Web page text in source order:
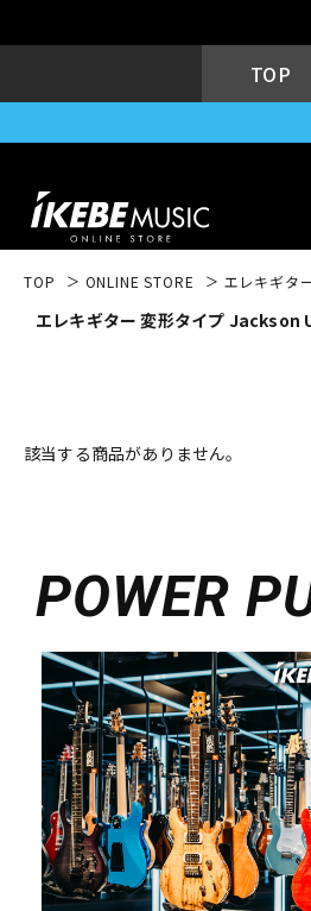
TOP
キーボード
中古
TOP ONLINE STORE エレキギタ
エレキギター 変形タイプ Jackson
該当する商品がありません。
POWER